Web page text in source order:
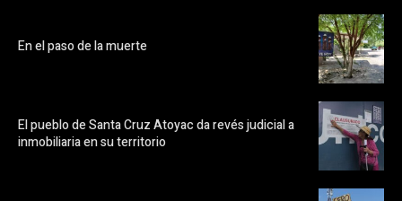
En el paso de la muerte
El pueblo de Santa Cruz Atoyac da revés judicial a
inmobiliaria en su territorio